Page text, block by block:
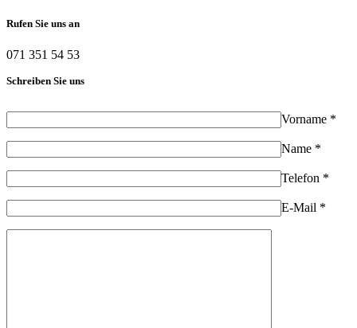
Rufen Sie uns an
071 351 54 53
Schreiben Sie uns
Vorname *
Name *
Telefon *
E-Mail *